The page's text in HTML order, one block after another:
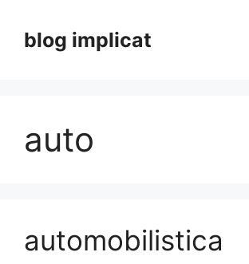
contentblog implicat
auto
automobilistica